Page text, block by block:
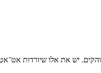
יש את אלו שיורדות